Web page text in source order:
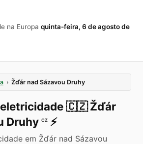
na Europa quinta-feira, 6 de agosto de
› Žďár nad Sázavou Druhy
🇨🇿 Žďár
Druhy CZ ⚡️
em Žďár nad Sázavou